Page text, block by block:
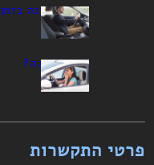
ישיבה נכונה בזמן
נהיגה
חרדת נהיגה?
הפתרון
פרטי התקשרות